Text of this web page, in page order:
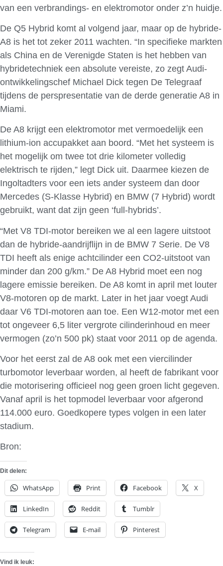
van een verbrandings- en elektromotor onder z’n huidje.
De Q5 Hybrid komt al volgend jaar, maar op de hybride-
A8 is het tot zeker 2011 wachten. “In specifieke markten
als China en de Verenigde Staten is het hebben van
hybridetechniek een absolute vereiste, zo zegt Audi-
ontwikkelingschef Michael Dick tegen De Telegraaf
tijdens de perspresentatie van de derde generatie A8 in
Miami.
De A8 krijgt een elektromotor met vermoedelijk een
lithium-ion accupakket aan boord. “Met het systeem is
het mogelijk om twee tot drie kilometer volledig
elektrisch te rijden,” legt Dick uit. Daarmee kiezen de
Ingoltadters voor een iets ander systeem dan door
Mercedes (S-Klasse Hybrid) en BMW (7 Hybrid) wordt
gebruikt, want dat zijn geen ‘full-hybrids’.
“Met V8 TDI-motor bereiken we al een lagere uitstoot
dan de hybride-aandrijflijn in de BMW 7 Serie. De V8
TDI heeft als enige achtcilinder een CO2-uitstoot van
minder dan 200 g/km.” De A8 Hybrid moet een nog
lagere emissie bereiken. De A8 komt in april met louter
V8-motoren op de markt. Later in het jaar voegt Audi
daar V6 TDI-motoren aan toe. Een W12-motor met een
tot ongeveer 6,5 liter vergrote cilinderinhoud en meer
vermogen (zo’n 500 pk) staat voor 2011 op de agenda.
Voor het eerst zal de A8 ook met een viercilinder
turbomotor leverbaar worden, al heeft de fabrikant voor
die motorisering officieel nog geen groen licht gegeven.
Vanaf april is het topmodel leverbaar voor afgerond
114.000 euro. Goedkopere types volgen in een later
stadium.
Bron:
Dit delen:
WhatsApp Print Facebook X
LinkedIn Reddit Tumblr
Telegram E-mail Pinterest
Vind ik leuk: